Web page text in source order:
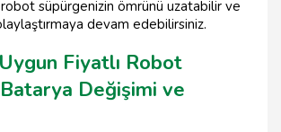
robot süpürgenizin ömrünü uzatabilir ve
devam edebilirsiniz.
Fiyatlı Robot
Değişimi ve